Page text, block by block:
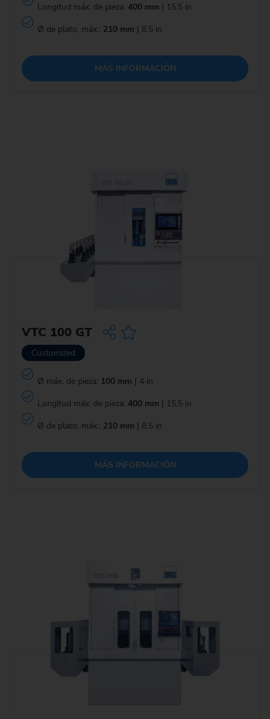
Longitud máx. de pieza: 400 mm | 15.5 in
Ø de plato, máx.: 210 mm | 8.5 in
MÁS INFORMACIÓN
VTC 100 GT
Customized
Ø máx. de pieza: 100 mm | 4 in
Longitud máx. de pieza: 400 mm | 15.5 in
Ø de plato, máx.: 210 mm | 8.5 in
MÁS INFORMACIÓN